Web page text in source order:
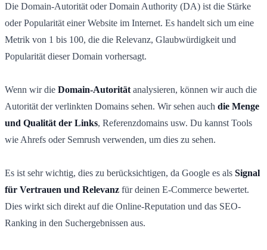
Die Domain-Autorität oder Domain Authority (DA) ist die Stärke
oder Popularität einer Website im Internet. Es handelt sich um eine
Metrik von 1 bis 100, die die Relevanz, Glaubwürdigkeit und
Popularität dieser Domain vorhersagt.
Wenn wir die Domain-Autorität analysieren, können wir auch die
Autorität der verlinkten Domains sehen. Wir sehen auch die Menge
und Qualität der Links, Referenzdomains usw. Du kannst Tools
wie Ahrefs oder Semrush verwenden, um dies zu sehen.
Es ist sehr wichtig, dies zu berücksichtigen, da Google es als Signal
für Vertrauen und Relevanz für deinen E-Commerce bewertet.
Dies wirkt sich direkt auf die Online-Reputation und das SEO-
Ranking in den Suchergebnissen aus.